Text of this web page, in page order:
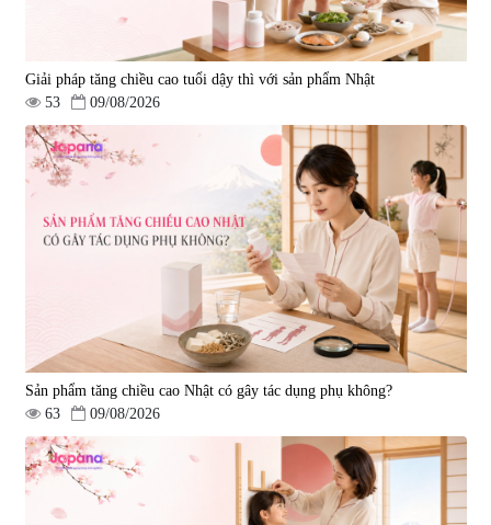
Giải pháp tăng chiều cao tuổi dậy thì với sản phẩm Nhật
53
09/08/2026
Sản phẩm tăng chiều cao Nhật có gây tác dụng phụ không?
63
09/08/2026